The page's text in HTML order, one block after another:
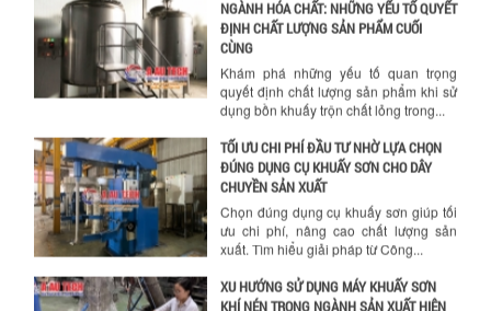
Hướng dẫn thanh toán mua hàng
TỐI ƯU CHI PHÍ ĐẦU TƯ NHỜ LỰA CHỌN
ĐÚNG DỤNG CỤ KHUẤY SƠN CHO DÂY
CHUYỀN SẢN XUẤT
Chọn đúng dụng cụ khuấy sơn giúp tối
ưu chi phí, nâng cao chất lượng sản
xuất. Tìm hiểu giải pháp từ Công...
XU HƯỚNG SỬ DỤNG MÁY KHUẤY SƠN
KHÍ NÉN TRONG NGÀNH SẢN XUẤT HIỆN
ĐẠI: AN TOÀN – TIẾT KIỆM – BỀN BỈ
Khám phá xu hướng máy khuấy sơn khí
nén – Giải pháp an toàn, tiết kiệm, bền
bỉ cho sản xuất sơn công nghiệp...
CÓ NÊN ĐẦU TƯ MÁY NGHIỀN DUNG MÔI